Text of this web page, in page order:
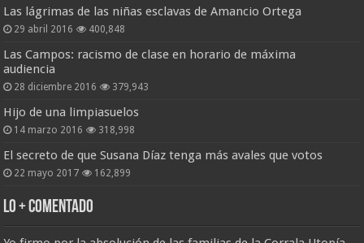
Las lágrimas de las niñas esclavas de Amancio Ortega
29 abril 2016 400,848
Las Campos: racismo de clase en horario de máxima
audiencia
28 diciembre 2016 379,943
Hijo de una limpiasuelos
14 marzo 2016 318,998
El secreto de que Susana Díaz tenga más avales que votos
22 mayo 2017 162,899
Lo + Comentado